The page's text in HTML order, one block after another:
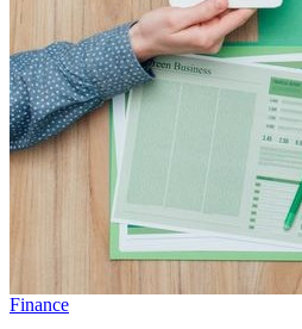
Finance